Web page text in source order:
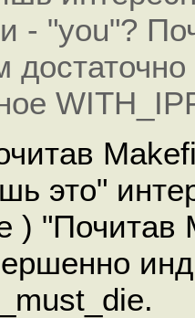
- "you"?
это"
) "Почитав